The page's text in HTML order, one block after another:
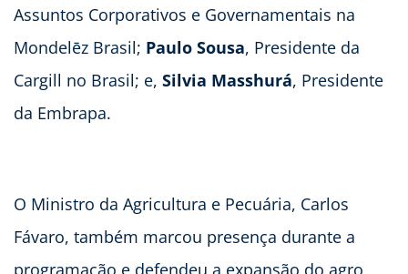
Assuntos Corporativos e Governamentais na
Mondelēz Brasil; Paulo Sousa, Presidente da
Cargill no Brasil; e, Silvia Masshurá, Presidente
da Embrapa.
O Ministro da Agricultura e Pecuária, Carlos
Fávaro, também marcou presença durante a
programação e defendeu a expansão do agro